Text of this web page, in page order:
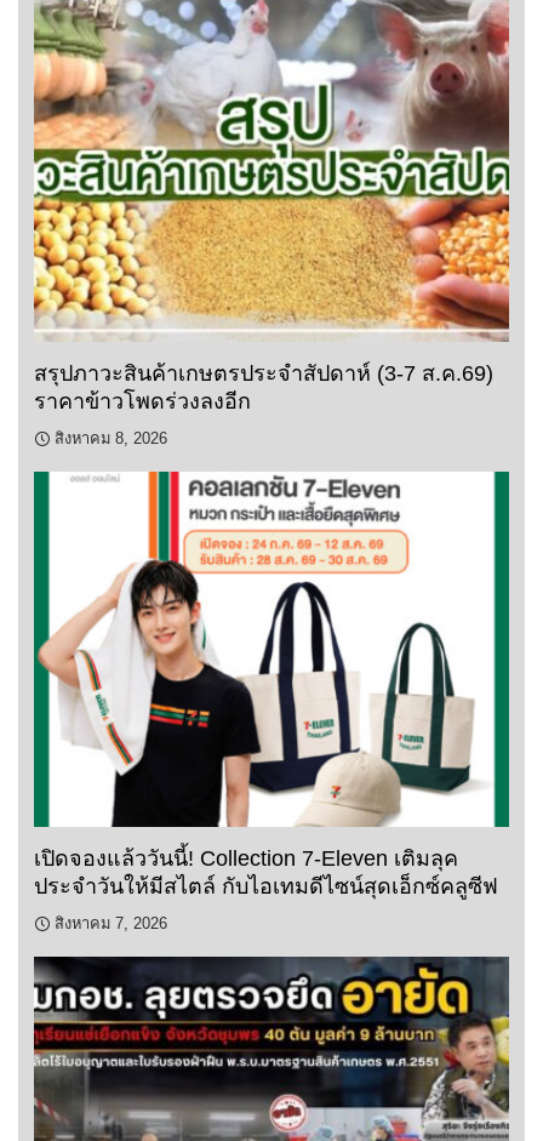
สรุปภาวะสินค้าเกษตรประจำสัปดาห์ (3-7 ส.ค.69)
ราคาข้าวโพดร่วงลงอีก
สิงหาคม 8, 2026
เปิดจองแล้ววันนี้! Collection 7-Eleven เติมลุค
ประจำวันให้มีสไตล์ กับไอเทมดีไซน์สุดเอ็กซ์คลูซีฟ
สิงหาคม 7, 2026